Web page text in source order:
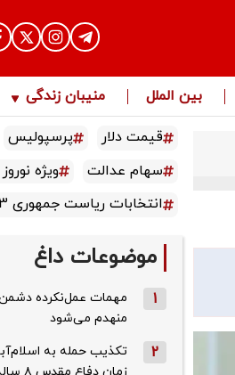
بین الملل منیبان زندگی
قیمت دلار پرسپولیس
سهام عدالت
ویژه نوروز 1403
انتخابات ریاست جمهوری 1403
موضوعات داغ
1
مهمات عمل‌نکرده
منهدم می‌شود
2
تکذیب حمله به
زمان دفاع مقدس ۸ ساله منفجر شد